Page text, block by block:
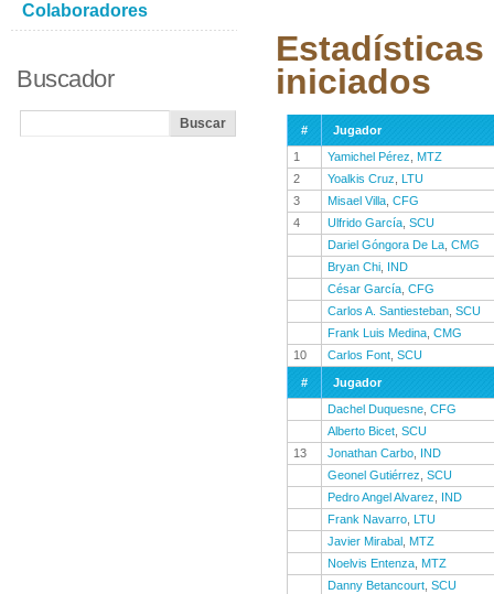
iniciados
#
Jugador
1
Yamichel Pérez
MTZ
2
Yoalkis Cruz
LTU
3
Misael Villa CFG
4
Ulfrido García SCU
Dariel Góngora De La CMG
Bryan Chi IND
César García CFG
Carlos A. Santiesteban SCU
Frank Luis Medina CMG
10
Carlos Font SCU
#
Jugador
Dachel Duquesne CFG
Alberto Bicet SCU
13
Jonathan Carbo IND
Geonel Gutiérrez SCU
Pedro Angel Alvarez
IND
Frank Navarro LTU
Javier Mirabal MTZ
Noelvis Entenza MTZ
Danny Betancourt SCU
Colaboradores
Buscador